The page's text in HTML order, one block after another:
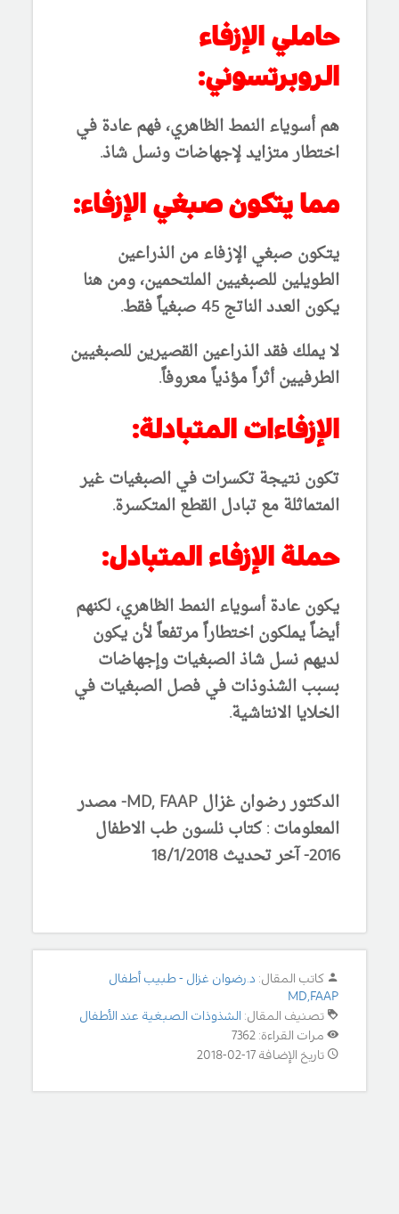
حاملي الإزفاء
الروبرتسوني:
هم أسوياء النمط الظاهري، فهم عادة في
اختطار متزايد لإجهاضات ونسل شاذ.
مما يتكون صبغي الإزفاء:
يتكون صبغي الإزفاء من الذراعين
الطويلين للصبغيين الملتحمين، ومن هنا
يكون العدد الناتج 45 صبغياً فقط.
لا يملك فقد الذراعين القصيرين للصبغيين
الطرفيين أثراً مؤذياً معروفاً.
الإزفاءات المتبادلة:
تكون نتيجة تكسرات في الصبغيات غير
المتماثلة مع تبادل القطع المتكسرة.
حملة الإزفاء المتبادل:
يكون عادة أسوياء النمط الظاهري، لكنهم
أيضاً يملكون اختطاراً مرتفعاً لأن يكون
لديهم نسل شاذ الصبغيات وإجهاضات
بسبب الشذوذات في فصل الصبغيات في
الخلايا الانتاشية.
الدكتور رضوان غزال MD, FAAP- مصدر
المعلومات : كتاب نلسون طب الاطفال
2016- آخر تحديث 18/1/2018
كاتب المقال: د.رضوان غزال - طبيب أطفال
MD,FAAP
تصنيف المقال: الشذوذات الصبغية عند الأطفال
مرات القراءة: 7362
تاريخ الإضافة 17-02-2018